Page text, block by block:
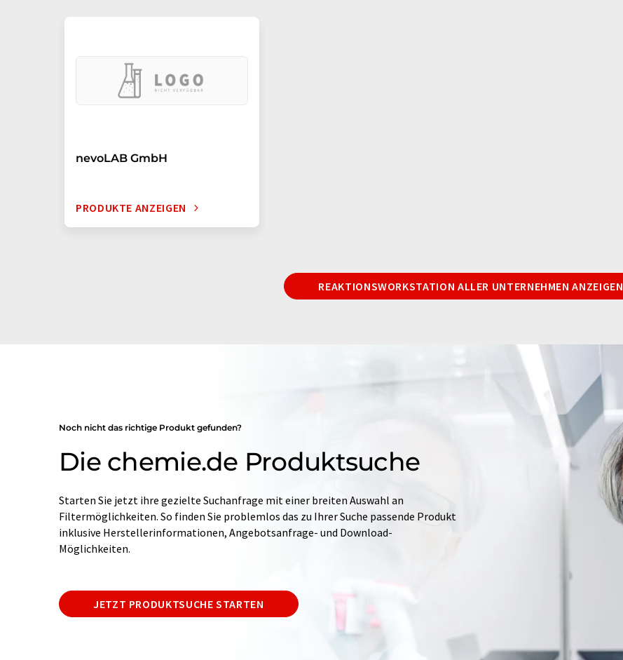
nevoLAB GmbH
PRODUKTE ANZEIGEN
REAKTIONSWORKSTATION ALLER UNTERNEHMEN ANZEIGEN
Noch nicht das richtige Produkt gefunden?
Die chemie.de Produktsuche
Starten Sie jetzt ihre gezielte Suchanfrage mit einer breiten Auswahl an
Filtermöglichkeiten. So finden Sie problemlos das zu Ihrer Suche passende Produkt
inklusive Herstellerinformationen, Angebotsanfrage- und Download-
Möglichkeiten.
JETZT PRODUKTSUCHE STARTEN